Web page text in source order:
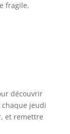
fragile.
découvrir
jeudi
et remettre